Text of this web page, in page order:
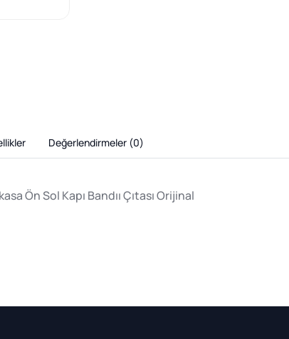
Değerlendirmeler (0)
Ön Sol Kapı Bandıı Çıtası Orijinal